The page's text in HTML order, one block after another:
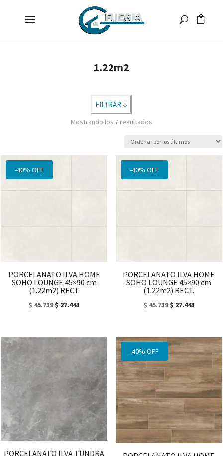
1.22m2
FILTRAR ↓
Marcas
Mostrando los 7 resultadosOrdenado
los
últimos
-40% OFF
PORCELANATO ILVA HOME
SOHO LOUNGE 45×90 cm
(1.22m2) RECT.
$45.739 El
$ 45.739.
$ 27.443
$ 27.443.
-40% OFF
PORCELANATO ILVA HOME
SOHO LOUNGE 45×90 cm
(1.22m2) RECT.
$45.739 El
era:
$ 45.739.
$ 27.443El
es:
$ 27.443.
PORCELANATO ILVA TUNDRA
-40% OFF